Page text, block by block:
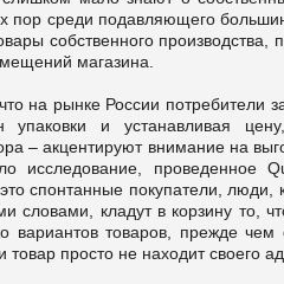
пор среди подавляющего
собственного
магазина.
на рынке России
упаковки и устанавливая
– акцентируют внимание на
исследование,
спонтанные покупатели,
словами, кладут в корзину то,
вариантов товаров, прежде
просто не находит своего